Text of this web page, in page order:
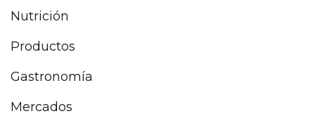
Nutrición
Productos
Gastronomía
Mercados